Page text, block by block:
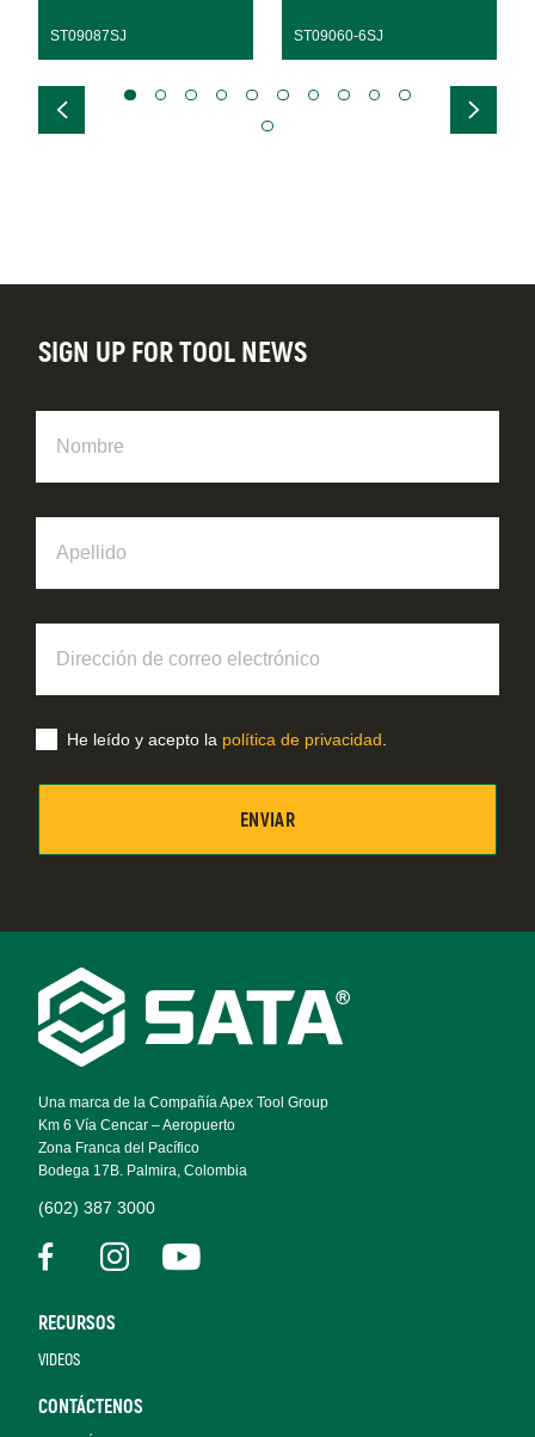
ST09087SJ ST09060-6SJ
Footer
Navigation
Una marca de la Compañía Apex Tool Group
Km 6 Vía Cencar – Aeropuerto
Zona Franca del Pacífico
Bodega 17B. Palmira, Colombia
(602) 387 3000
RECURSOS
VIDEOS
CONTÁCTENOS
SIGN UP FOR TOOL NEWS
correo
electrónico
He leído y acepto la política de privacidad